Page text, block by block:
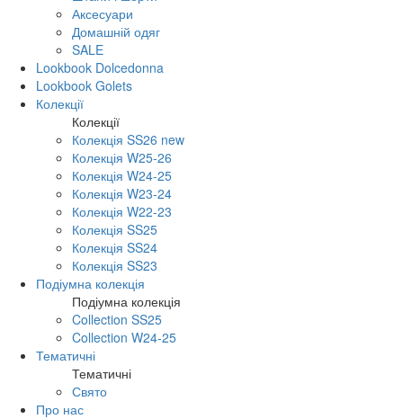
Аксесуари
Домашній одяг
SALE
Lookbook Dolcedonna
Lookbook Golets
Колекції
Колекції
Колекція SS26 new
Колекція W25-26
Колекція W24-25
Колекція W23-24
Колекція W22-23
Колекція SS25
Колекція SS24
Колекція SS23
Подіумна колекція
Подіумна колекція
Collection SS25
Collection W24-25
Тематичні
Тематичні
Свято
Про нас